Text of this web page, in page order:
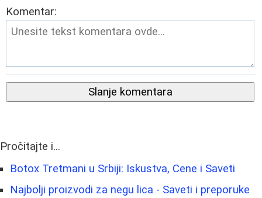
Komentar:
Slanje komentara
Pročitajte i...
Botox Tretmani u Srbiji: Iskustva, Cene i Saveti
Najbolji proizvodi za negu lica - Saveti i preporuke